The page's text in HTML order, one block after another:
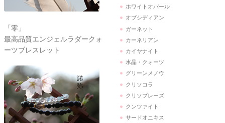
「零」
最高品質エンジェルラダークォ
ーツブレスレット
ホワイトオパール
オブシディアン
ガーネット
カーネリアン
カイヤナイト
水晶・クォーツ
グリーンメノウ
クリソコラ
クリソプレーズ
クンツァイト
サードオニキス